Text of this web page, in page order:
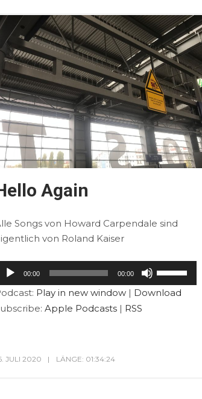
Again
Songs von Howard Carpendale sind
von Roland Kaiser
00:00 00:00
Hoch/Runter
benutzen,
Play in new window | Download
Apple Podcasts | RSS
JULI 2020 LÄNGE: 01:34:24